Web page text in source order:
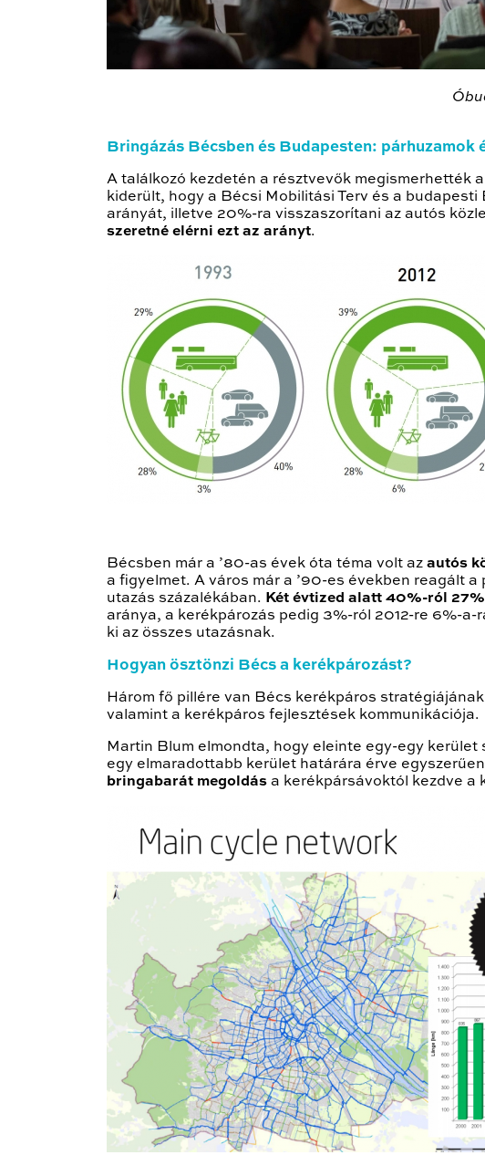
Bringázás Bécsben és Budapesten: párhuzamok
A találkozó kezdetén a résztvevők megismerhették
kiderült, hogy a Bécsi Mobilitási Terv és a
arányát, illetve 20%-ra visszaszorítani az autós
szeretné elérni ezt az arányt.
Bécsben már a ’80-as évek óta téma volt az autós
a figyelmet. A város már a ’90-es években reagált
utazás százalékában. Két évtized alatt 40%-ról
aránya, a kerékpározás pedig 3%-ról 2012-re 6%-
ki az összes utazásnak.
Hogyan ösztönzi Bécs a kerékpározást?
Három fő pillére van Bécs kerékpáros
valamint a kerékpáros fejlesztések kommunikációja.
Martin Blum elmondta, hogy eleinte egy-egy
egy elmaradottabb kerület határára érve
bringabarát megoldás a kerékpársávoktól kezdve a